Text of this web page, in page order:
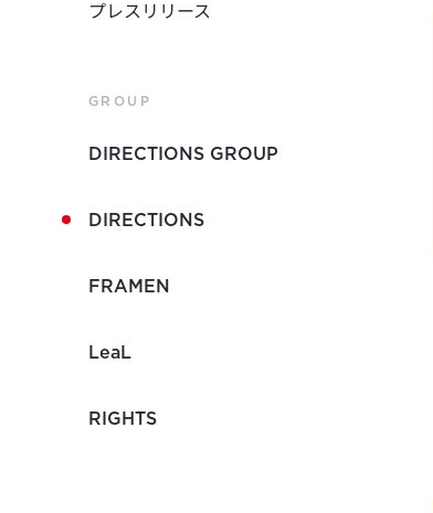
プレスリリース
GROUP
DIRECTIONS GROUP
DIRECTIONS
FRAMEN
LeaL
RIGHTS